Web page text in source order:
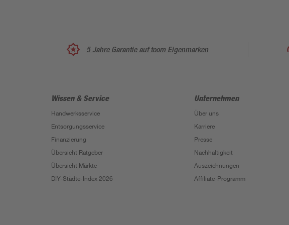
5 Jahre Garantie auf toom Eigenmarken
Wissen & Service
Handwerksservice
Entsorgungsservice
Finanzierung
Übersicht Ratgeber
Übersicht Märkte
DIY-Städte-Index 2026
Unternehmen
Über uns
Karriere
Presse
Nachhaltigkeit
Auszeichnungen
Affiliate-Programm